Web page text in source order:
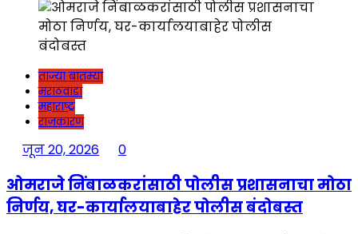
ताज्या बातम्या
मराठवाडा
महाराष्ट्र
राजकारण
जून 20, 2026 0
ओमराजे निंबाळकरांसाठी पोलीस प्रशासनाचा मोठा
निर्णय, घर-कार्यालयाबाहेर पोलीस बंदोबस्त